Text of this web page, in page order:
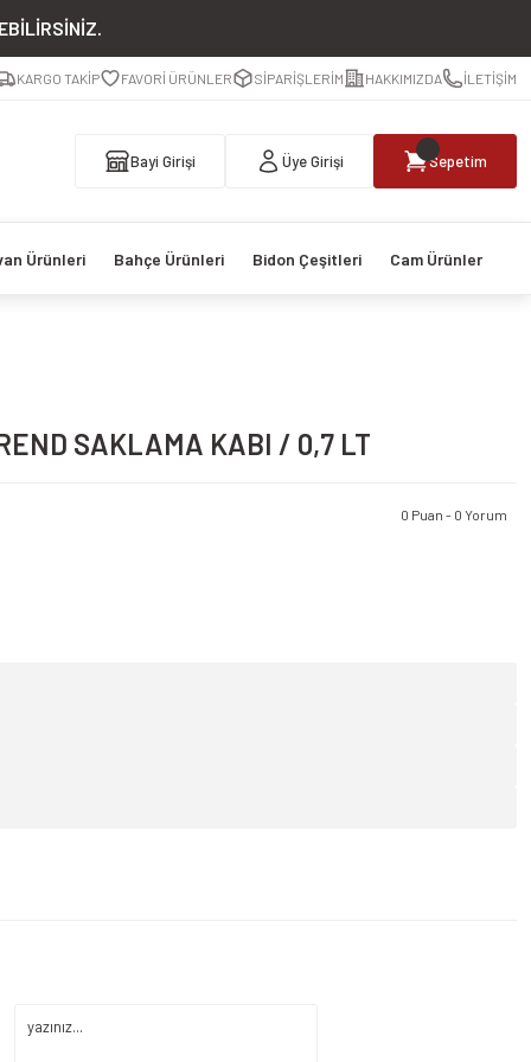
KARGO TAKİP FAVORİ ÜRÜNLER SİPARİŞLERİM HAKKIMIZDA İLETİŞİM
Bayi Girişi Üye Girişi Sepetim
Ürünleri Bahçe Ürünleri Bidon Çeşitleri Cam Ürünler
SAKLAMA KABI / 0,7 LT
0 Puan - 0 Yorum